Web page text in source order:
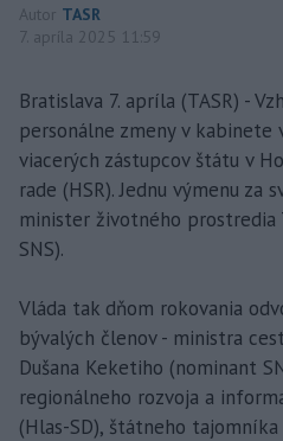
Autor TASR
7. apríla 2025 11:59
Bratislava 7. apríla (TASR) -
personálne zmeny v kabinete
viacerých zástupcov štátu v
rade (HSR). Jednu výmenu
minister životného prostredia
SNS).
Vláda tak dňom rokovania
bývalých členov - ministra
Dušana Keketiho (nominant
regionálneho rozvoja a
(Hlas-SD), štátneho